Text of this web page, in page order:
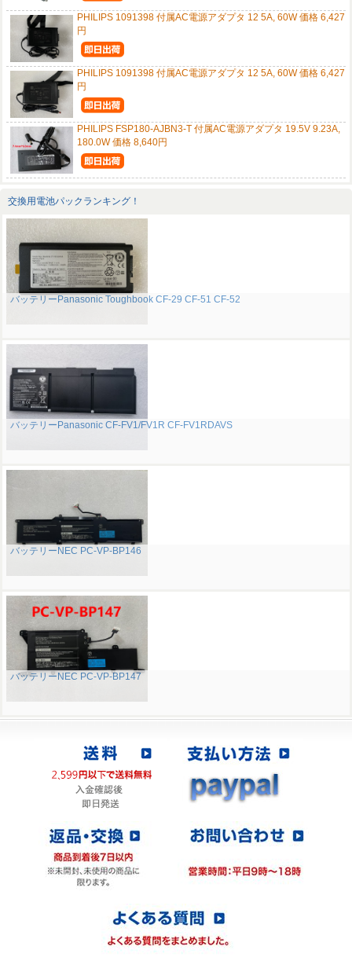
PHILIPS 1091398 付属AC電源アダプタ 12 5A, 60W 価格 6,427
円
PHILIPS 1091398 付属AC電源アダプタ 12 5A, 60W 価格 6,427
円
PHILIPS FSP180-AJBN3-T 付属AC電源アダプタ 19.5V 9.23A,
180.0W 価格 8,640円
交換用電池パックランキング！
バッテリーPanasonic Toughbook CF-29 CF-51 CF-52
バッテリーPanasonic CF-FV1/FV1R CF-FV1RDAVS
バッテリーNEC PC-VP-BP146
バッテリーNEC PC-VP-BP147